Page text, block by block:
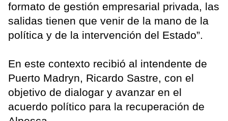
formato de gestión empresarial privada, las
salidas tienen que venir de la mano de la
política y de la intervención del Estado”.
En este contexto recibió al intendente de
Puerto Madryn, Ricardo Sastre, con el
objetivo de dialogar y avanzar en el
acuerdo político para la recuperación de